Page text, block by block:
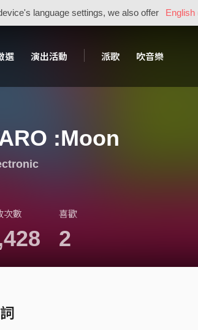
language settings, we also offer English
選 演出活動 派歌 吹音樂
:Moon
次數 喜歡
2